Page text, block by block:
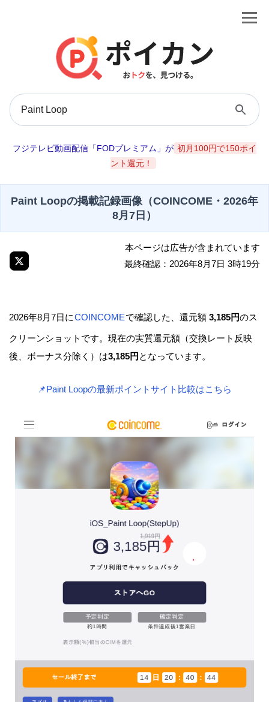
フジテレビ動画配信「FODプレミアム」が 初月100円で150ポイ
ント還元！
Paint Loopの掲載記録画像（COINCOME・2026年
8月7日）
本ページは広告が含まれています
最終確認：2026年8月7日 3時19分
2026年8月7日にCOINCOMEで確認した、還元額 3,185円のス
クリーンショットです。現在の実質還元額（交換レート反映
後、ボーナス分除く）は3,185円 となっています。
📌Paint Loopの最新ポイントサイト比較はこちら